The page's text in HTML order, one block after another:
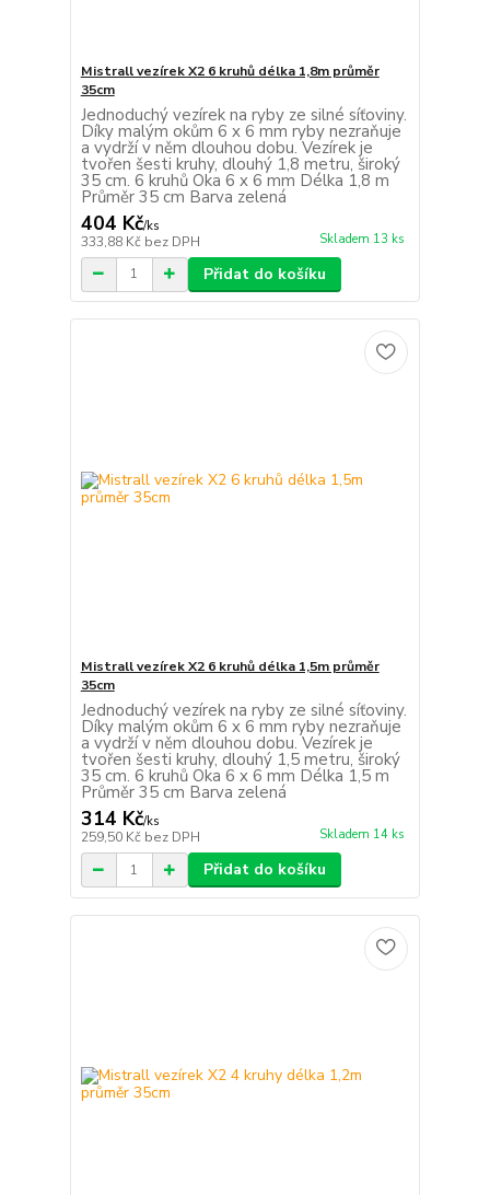
Mistrall vezírek X2 6 kruhů délka 1,8m průměr
35cm
Jednoduchý vezírek na ryby ze silné síťoviny.
Díky malým okům 6 x 6 mm ryby nezraňuje
a vydrží v něm dlouhou dobu. Vezírek je
tvořen šesti kruhy, dlouhý 1,8 metru, široký
35 cm. 6 kruhů Oka 6 x 6 mm Délka 1,8 m
Průměr 35 cm Barva zelená
404 Kč/ks
333,88 Kč bez DPH Skladem 13 ks
Přidat do košíku
Mistrall vezírek X2 6 kruhů délka 1,5m průměr
35cm
Jednoduchý vezírek na ryby ze silné síťoviny.
Díky malým okům 6 x 6 mm ryby nezraňuje
a vydrží v něm dlouhou dobu. Vezírek je
tvořen šesti kruhy, dlouhý 1,5 metru, široký
35 cm. 6 kruhů Oka 6 x 6 mm Délka 1,5 m
Průměr 35 cm Barva zelená
314 Kč/ks
259,50 Kč bez DPH Skladem 14 ks
Přidat do košíku